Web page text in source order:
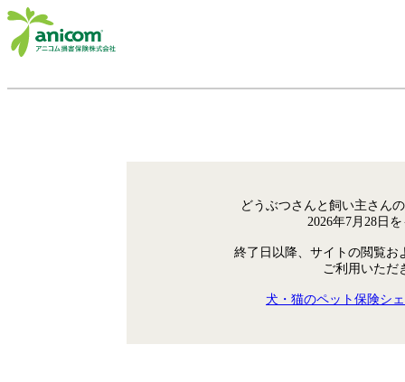
どうぶつさんと飼い主さん
2026年7月28日
終了日以降、サイトの閲覧お
ご利用いただ
犬・猫のペット保険シ